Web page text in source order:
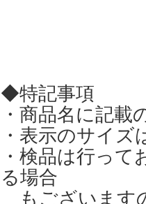
◆特記事項
・商品名に記
・表示のサイ
・検品は行っ
る場合
もございます